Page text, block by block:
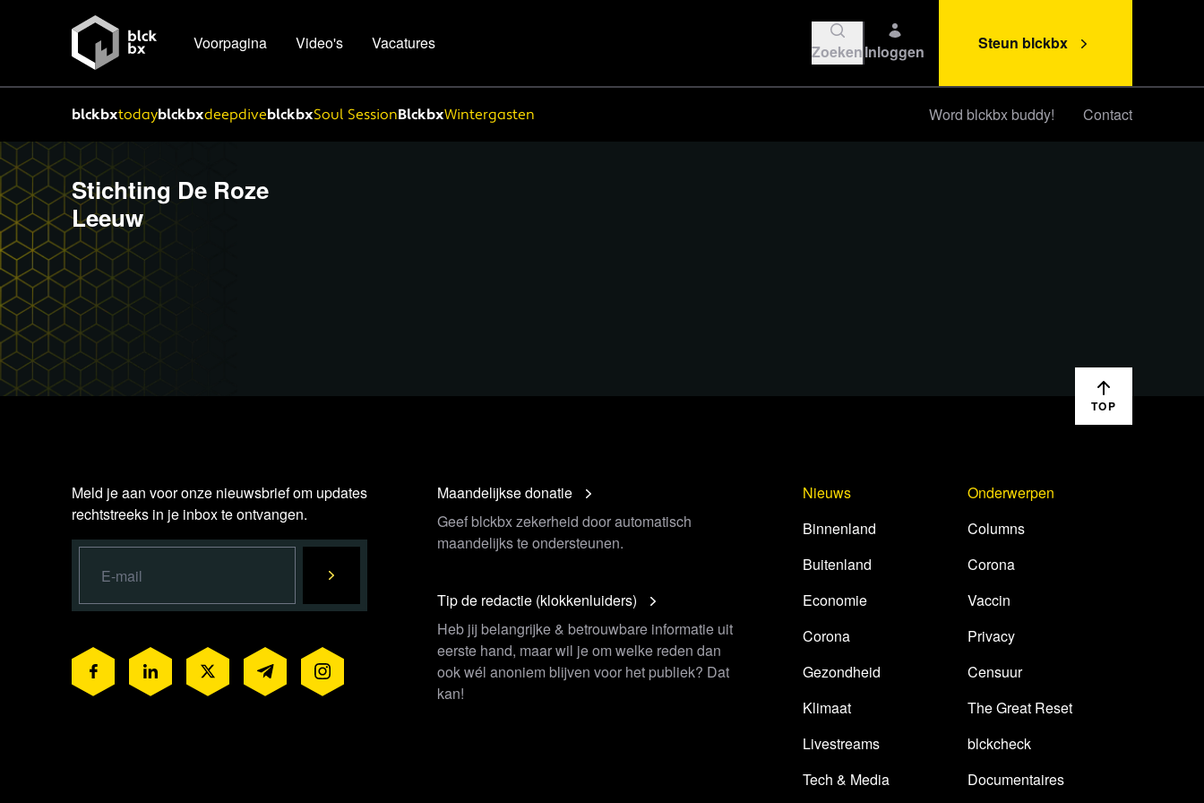
Voorpagina Video's Vacatures ZoekenInloggen Steun blckbx
blckbxtodayblckbxdeepdiveblckbxSoul SessionBlckbxWintergasten Word blckbx buddy! Contact
Stichting De Roze
Leeuw
TOP
Meld je aan voor onze nieuwsbrief om updates
rechtstreeks in je inbox te ontvangen.
Maandelijkse donatie
Geef blckbx zekerheid door automatisch
maandelijks te ondersteunen.
Tip de redactie (klokkenluiders)
Heb jij belangrijke & betrouwbare informatie uit
eerste hand, maar wil je om welke reden dan
ook wél anoniem blijven voor het publiek? Dat
kan!
Nieuws
Binnenland
Buitenland
Economie
Corona
Gezondheid
Klimaat
Livestreams
Tech & Media
Onderwerpen
Columns
Corona
Vaccin
Privacy
Censuur
The Great Reset
blckcheck
Documentaires